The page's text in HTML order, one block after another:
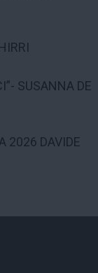
SUSANNA DE
2026 DAVIDE